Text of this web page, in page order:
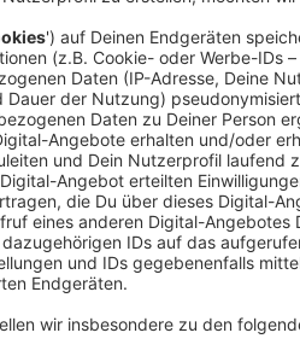
Onlinehandel in Leverkusen:
Anzeige
Der Onlinehandel in Leverkusen
Weihnachtsgeschäft zu tun, wie
rund 280.000 Pakete und fast 1,7
Dezember 2024 ein Arbeitstag
nichts liegengeblieben sei,
Leverkusen sind über 200